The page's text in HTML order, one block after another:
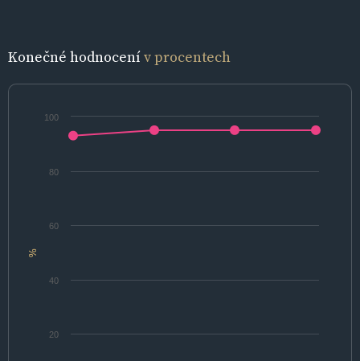
Konečné hodnocenív procentech
%
20
40
60
80
100